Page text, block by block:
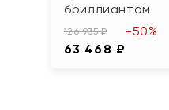
бриллиантом
126 935 ₽
63 468 ₽
-50%